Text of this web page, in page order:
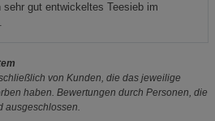
sehr gut entwickeltes Teesieb im
von Kunden, die das jeweilige
haben. Bewertungen durch Personen, die
ausgeschlossen.